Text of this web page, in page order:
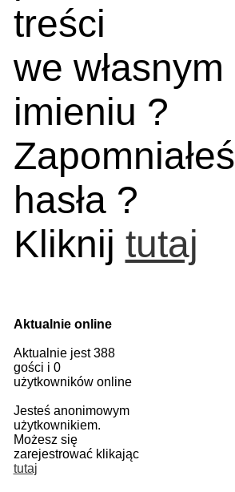
treści
we własnym
imieniu ?
Zapomniałeś
hasła ?
Kliknij tutaj
Aktualnie online
Aktualnie jest 388
gości i 0
użytkowników online
Jesteś anonimowym
użytkownikiem.
Możesz się
zarejestrować klikając
tutaj